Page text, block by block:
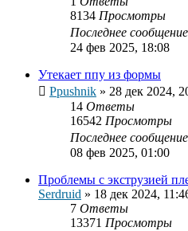
8134 Просмотры
Последнее сообщение
24 фев 2025, 18:08
Утекает ппу из формы
Ppushnik » 28 дек 2024,
14 Ответы
16542 Просмотры
Последнее сообщение
08 фев 2025, 01:00
Проблемы с экструзией
Serdruid » 18 дек 2024,
7 Ответы
13371 Просмотры